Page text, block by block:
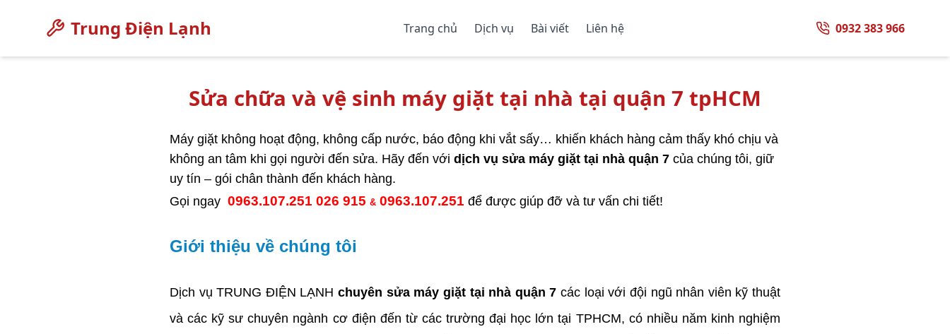
Trung Điện Lạnh Trang chủ Dịch vụ Bài viết Liên hệ 0932 383 966
Sửa chữa và vệ sinh máy giặt tại nhà tại quận 7 tpHCM
Máy giặt không hoạt động, không cấp nước, báo động khi vắt sấy… khiến khách hàng cảm thấy khó chịu và
không an tâm khi gọi người đến sửa. Hãy đến với dịch vụ sửa máy giặt tại nhà quận 7 của chúng tôi, giữ
uy tín – gói chân thành đến khách hàng.
Gọi ngay 0963.107.251 026 915 & 0963.107.251 để được giúp đỡ và tư vấn chi tiết!
Giới thiệu về chúng tôi
Dịch vụ TRUNG ĐIỆN LẠNHchuyên sửa máy giặt tại nhà quận 7 các loại với đội ngũ nhân viên kỹ thuật
và các kỹ sư chuyên ngành cơ điện đến từ các trường đại học lớn tại TPHCM, có nhiều năm kinh nghiệm